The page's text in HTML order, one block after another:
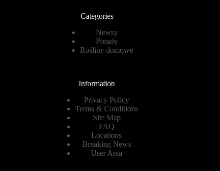
Categories
Newsy
Porady
Rośliny domowe
Information
Privacy Policy
Terms & Conditions
Site Map
FAQ
Locations
Breaking News
User Area